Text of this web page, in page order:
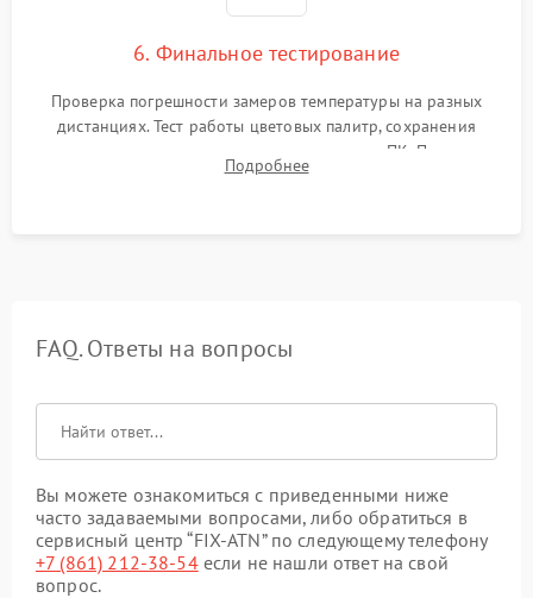
6. Финальное тестирование
Проверка погрешности замеров температуры на разных
дистанциях. Тест работы цветовых палитр, сохранения
термограмм в память и передачи данных на ПК. Проверка
автономности работы и итоговый контроль качества.
Подробнее
FAQ. Ответы на вопросы
Вы можете ознакомиться с приведенными ниже
часто задаваемыми вопросами, либо обратиться в
сервисный центр “FIX-ATN” по следующему телефону
+7 (861) 212-38-54если не нашли ответ на свой
вопрос.